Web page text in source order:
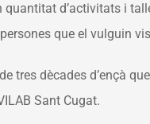
quantitat d’activitats i
que el vulguin
tres dècades d’ençà
Sant Cugat.